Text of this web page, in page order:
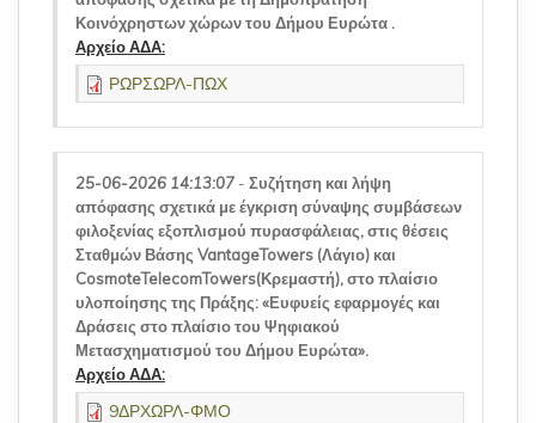
Κοινόχρηστων χώρων του Δήμου Ευρώτα .
Αρχείο ΑΔΑ:
ΡΩΡΣΩΡΛ-ΠΩΧ
25-06-2026 14:13:07 - Συζήτηση και λήψη
απόφασης σχετικά με έγκριση σύναψης συμβάσεων
φιλοξενίας εξοπλισμού πυρασφάλειας, στις θέσεις
Σταθμών Βάσης VantageTowers (Λάγιο) και
CosmoteTelecomTowers(Κρεμαστή), στο πλαίσιο
υλοποίησης της Πράξης: «Ευφυείς εφαρμογές και
Δράσεις στο πλαίσιο του Ψηφιακού
Μετασχηματισμού του Δήμου Ευρώτα».
Αρχείο ΑΔΑ:
9ΔΡΧΩΡΛ-ΦΜΟ